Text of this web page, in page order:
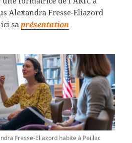
Alexandra Fresse-Eliazord
ici saprésentation
Fresse-Eliazord habite à Peillac